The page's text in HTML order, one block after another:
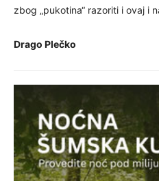
zbog „pukotina“ razoriti i ovaj i
Drago Plečko